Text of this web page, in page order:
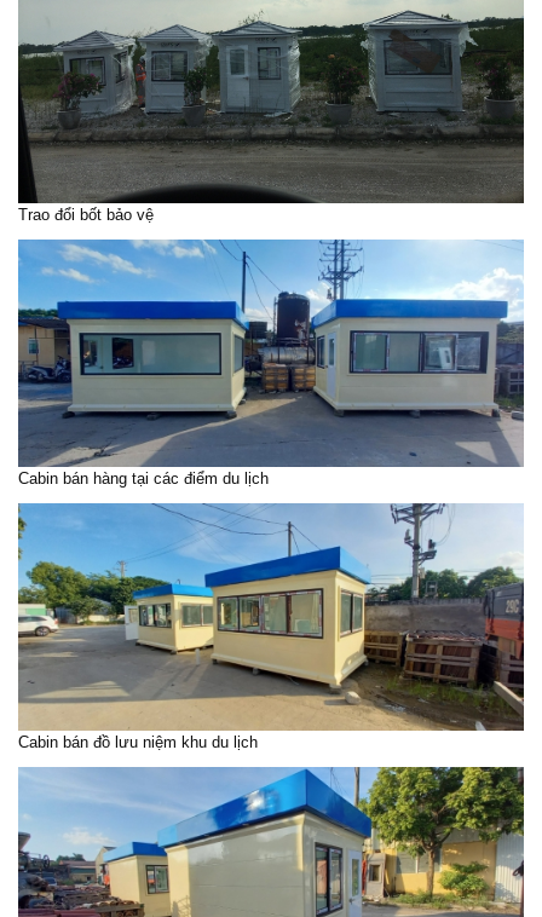
Trao đổi bốt bảo vệ
Cabin bán hàng tại các điểm du lịch
Cabin bán đồ lưu niệm khu du lịch